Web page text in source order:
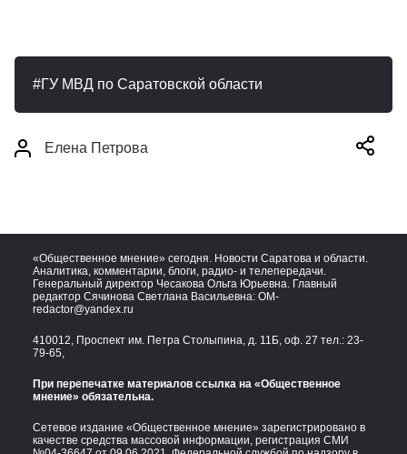
ГУ МВД по Саратовской области
Елена Петрова
«Общественное мнение» сегодня. Новости Саратова и области.
Аналитика, комментарии, блоги, радио- и телепередачи.
Генеральный директор Чесакова Ольга Юрьевна. Главный
редактор Сячинова Светлана Васильевна: OM-
redactor@yandex.ru
410012, Проспект им. Петра Столыпина, д. 11Б, оф. 27 тел.: 23-
79-65,
При перепечатке материалов ссылка на «Общественное
мнение» обязательна.
Сетевое издание «Общественное мнение» зарегистрировано в
качестве средства массовой информации, регистрация СМИ